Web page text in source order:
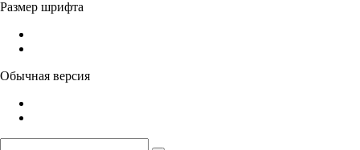
Размер шрифта
Обычная версия